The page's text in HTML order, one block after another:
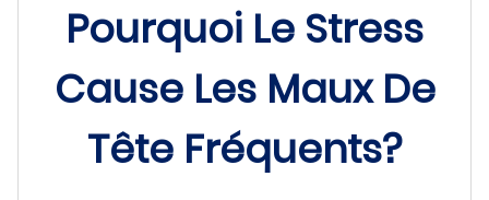
Pourquoi Le Stress
Cause Les Maux De
Tête Fréquents?